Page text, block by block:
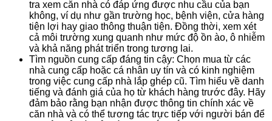
tra xem căn nhà có đáp ứng được nhu cầu của bạn
không, ví dụ như gần trường học, bệnh viện, cửa hàng
tiện lợi hay giao thông thuận tiện. Đồng thời, xem xét
cả môi trường xung quanh như mức độ ồn ào, ô nhiễm
và khả năng phát triển trong tương lai.
Tìm nguồn cung cấp đáng tin cậy: Chọn mua từ các
nhà cung cấp hoặc cá nhân uy tín và có kinh nghiệm
trong việc cung cấp nhà lắp ghép cũ. Tìm hiểu về danh
tiếng và đánh giá của họ từ khách hàng trước đây. Hãy
đảm bảo rằng bạn nhận được thông tin chính xác về
căn nhà và có thể tương tác trực tiếp với người bán để